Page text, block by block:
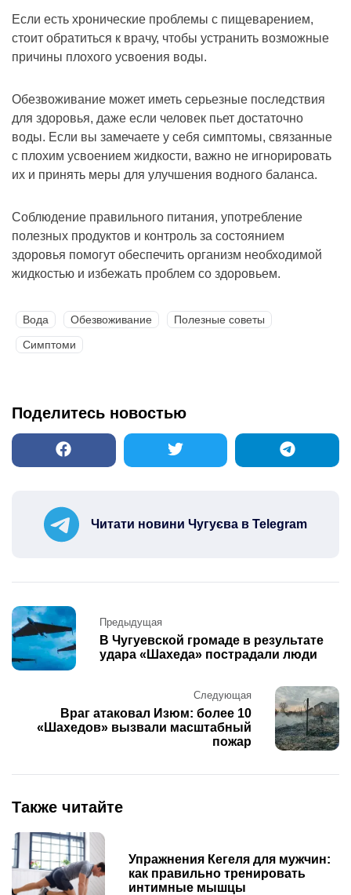
Если есть хронические проблемы с пищеварением,
стоит обратиться к врачу, чтобы устранить возможные
причины плохого усвоения воды.
Обезвоживание может иметь серьезные последствия
для здоровья, даже если человек пьет достаточно
воды. Если вы замечаете у себя симптомы, связанные
с плохим усвоением жидкости, важно не игнорировать
их и принять меры для улучшения водного баланса.
Соблюдение правильного питания, употребление
полезных продуктов и контроль за состоянием
здоровья помогут обеспечить организм необходимой
жидкостью и избежать проблем со здоровьем.
Вода Обезвоживание
Полезные советы
Симптоми
Поделитесь новостью
Читати новини Чугуєва в Telegram
Post
navigation
Предыдущая
В Чугуевской громаде в результате
удара «Шахеда» пострадали люди
Следующая
Враг атаковал Изюм: более 10
«Шахедов» вызвали масштабный
пожар
Также читайте
Упражнения Кегеля для мужчин:
как правильно тренировать
интимные мышцы